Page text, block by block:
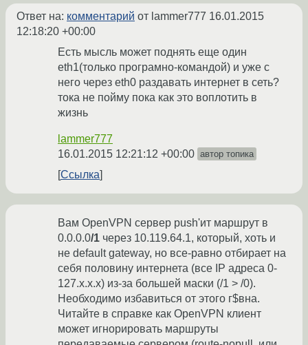
Ответ на: комментарий от lammer777 16.01.2015
12:18:20 +00:00
Есть мысль может поднять еще один
eth1(только програмно-командой) и уже с
него через eth0 раздавать интернет в сеть?
тока не пойму пока как это воплотить в
жизнь
lammer777
16.01.2015 12:21:12 +00:00 автор топика
Ссылка
Вам OpenVPN сервер push'ит маршрут в
0.0.0.0/1 через 10.119.64.1, который, хоть и
не default gateway, но все-равно отбирает на
себя половину интернета (все IP адреса 0-
127.x.x.x) из-за большей маски (/1 > /0).
Необходимо избавиться от этого г$вна.
Читайте в справке как OpenVPN клиент
может игнорировать маршруты